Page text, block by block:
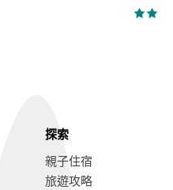
探索
親子住宿
旅遊攻略